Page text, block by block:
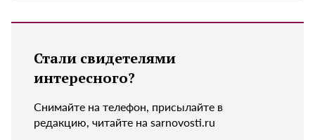
Стали свидетелями
интересного?
Снимайте на телефон, присылайте в
редакцию, читайте на sarnovosti.ru